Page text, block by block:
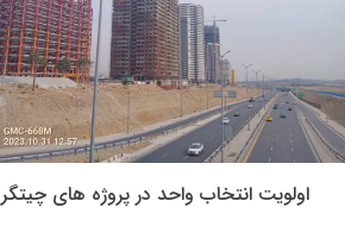
اولویت انتخاب واحد در پروژه های چیتگر